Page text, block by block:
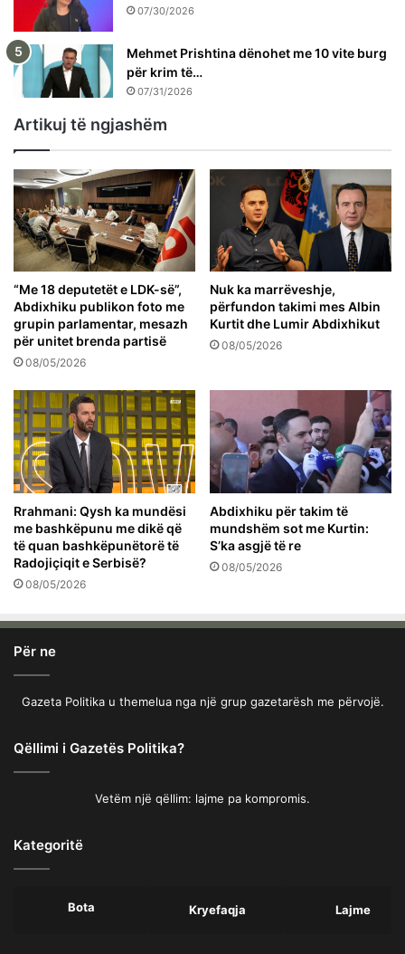
07/30/2026
Mehmet Prishtina dënohet me 10 vite burg
për krim të…
07/31/2026
Artikuj të ngjashëm
“Me 18 deputetët e LDK-së”,
Abdixhiku publikon foto me
grupin parlamentar, mesazh
për unitet brenda partisë
08/05/2026
Nuk ka marrëveshje,
përfundon takimi mes Albin
Kurtit dhe Lumir Abdixhikut
08/05/2026
Rrahmani: Qysh ka mundësi
me bashkëpunu me dikë që
të quan bashkëpunëtorë të
Radojiçiqit e Serbisë?
08/05/2026
Abdixhiku për takim të
mundshëm sot me Kurtin:
S’ka asgjë të re
08/05/2026
Për ne
Gazeta Politika u themelua nga një grup gazetarësh me përvojë.
Qëllimi i Gazetës Politika?
Vetëm një qëllim: lajme pa kompromis.
Kategoritë
Bota Kryefaqja Lajme